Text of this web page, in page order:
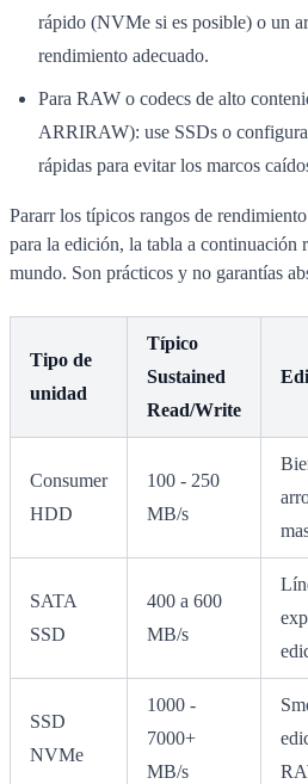
rápido (NVMe si es posible) o un
rendimiento adecuado.
Para RAW o codecs de alto
ARRIRAW): use SSDs o
rápidas para evitar los marcos
Pararr los típicos rangos de
para la edición, la tabla a continuación
mundo. Son prácticos y no garantías
Tipo de
unidad
Típico
Sustained
Read/Write
Consumer
HDD
100 - 250
MB/s
SATA
SSD
400 a 600
MB/s
SSD
NVMe
1000 -
7000+
MB/s